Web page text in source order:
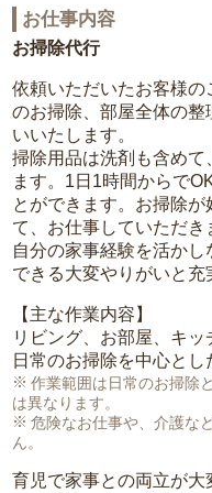
お仕事内容
お掃除代行
依頼いただいたお客様
のお掃除、部屋全体の
いいたします。
掃除用品は洗剤も含め
ます。1日1時間からで
とができます。お掃除
て、お仕事していただき
自分の家事経験を活か
できる大変やりがいと充
【主な作業内容】
リビング、お部屋、キ
日常のお掃除を中心とし
作業範囲は日常のお掃除
は異なります。
危険なお仕事や、介護な
ん。
育児で家事との両立が